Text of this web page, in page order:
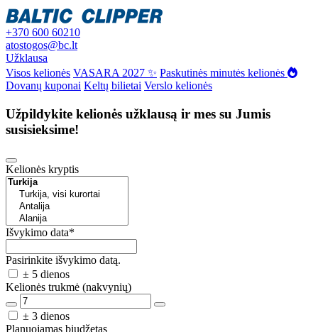
+370 600 60210
atostogos@bc.lt
Užklausa
Visos kelionės VASARA 2027 ✨ Paskutinės minutės kelionės
Dovanų kuponai Keltų bilietai Verslo kelionės
Užpildykite kelionės užklausą ir mes su Jumis
susisieksime!
Kelionės kryptis
Išvykimo data*
Pasirinkite išvykimo datą.
± 5 dienos
Kelionės trukmė (nakvynių)
± 3 dienos
Planuojamas biudžetas